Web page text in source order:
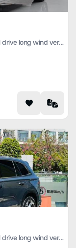
Xingyue L 2024 2.0 TD DCT EVO two-wheel drive long wind version
Xingyue L 2024 2.0 TD DCT EVO two-wheel drive long wind version